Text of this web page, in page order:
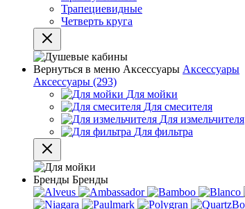
Трапециевидные
Четверть круга
Вернуться в меню Аксессуары Аксессуары
Аксессуары (293)
Для мойки
Для смесителя
Для измельчителя
Для фильтра
Бренды Бренды